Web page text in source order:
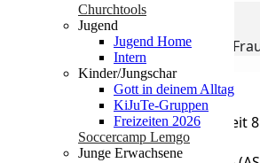
Churchtools
Jugend
Jugend Home
Intern
Kinder/Jungschar
Gott in deinem Alltag
KiJuTe-Gruppen
Freizeiten 2026
Soccercamp Lemgo
Junge Erwachsene
Event Details
Warum ist die Ehe aus Mann und
Wegbeschreibung erhalten
Address - Bibelstunde (ASL) - Einheit